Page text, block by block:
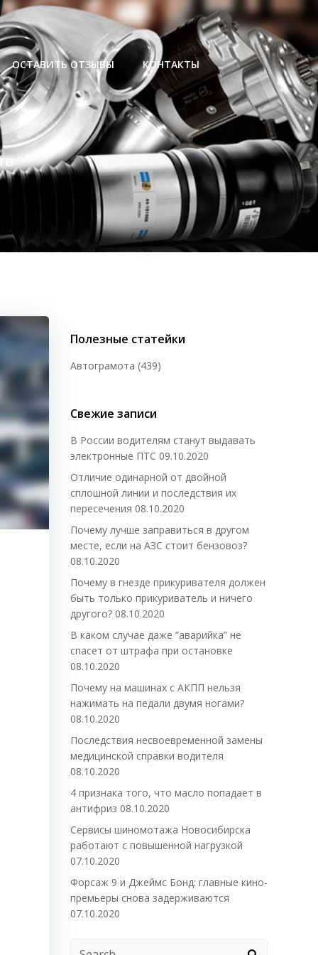
ОСТАВИТЬ ОТЗЫВЫ КОНТАКТЫ
Полезные статейки
Автограмота (439)
Свежие записи
В России водителям станут выдавать
электронные ПТС 09.10.2020
Отличие одинарной от двойной
сплошной линии и последствия их
пересечения 08.10.2020
Почему лучше заправиться в другом
месте, если на АЗС стоит бензовоз?
08.10.2020
Почему в гнезде прикуривателя должен
быть только прикуриватель и ничего
другого? 08.10.2020
В каком случае даже “аварийка” не
спасет от штрафа при остановке
08.10.2020
Почему на машинах с АКПП нельзя
нажимать на педали двумя ногами?
08.10.2020
Последствия несвоевременной замены
медицинской справки водителя
08.10.2020
4 признака того, что масло попадает в
антифриз 08.10.2020
Сервисы шиномотажа Новосибирска
работают с повышенной нагрузкой
07.10.2020
Форсаж 9 и Джеймс Бонд: главные кино-
премьеры снова задерживаются
07.10.2020
Search